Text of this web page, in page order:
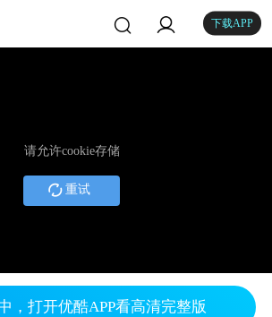
下载APP
请允许cookie存储
重试
，打开优酷APP看高清完整版